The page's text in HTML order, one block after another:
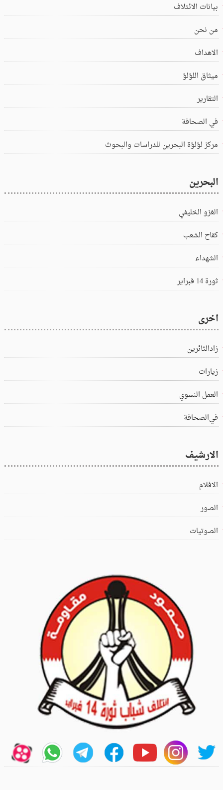
بيانات الائتلاف
من نحن
الاهداف
ميثاق اللؤلؤ
التقارير
في الصحافة
مركز لؤلؤة البحرين للدراسات والبحوث
البحرين
الغزو الخليفي
كفاح الشعب
الشهداء
ثورة 14 فبراير
اخرى
زادالثائرين
زيارات
العمل النسوي
في‌الصحافة
الارشيف
الافلام
الصور
الصوتيات